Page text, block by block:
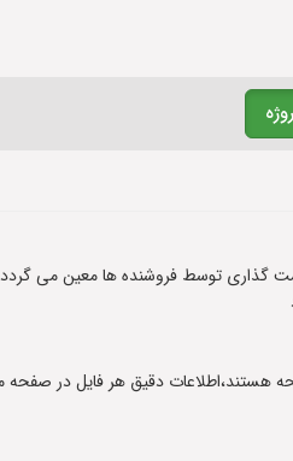
گذاری توسط فروشنده ها معین می گردد